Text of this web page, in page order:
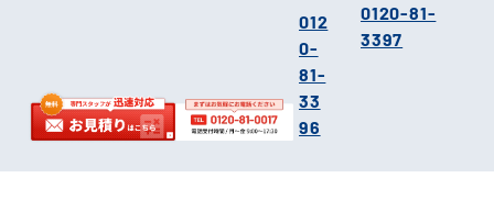
012
0-
81-
33
96
0120-81-
3397